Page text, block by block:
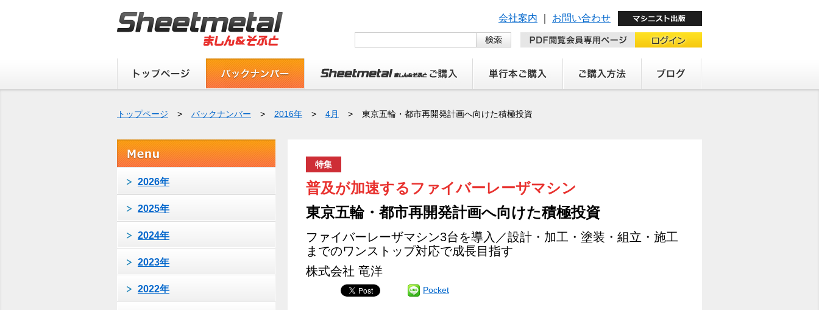
会社案内 お問い合わせ
トップページ > バックナンバー > 2016年 > 4月 > 東京五輪・都市再開発計画へ向けた積極投資
特集
普及が加速するファイバーレーザマシン
東京五輪・都市再開発計画へ向けた積極投資
ファイバーレーザマシン3台を導入／設計・加工・塗装・組立・施工
までのワンストップ対応で成長目指す
株式会社 竜洋
Pocket
2026年
2025年
2024年
2023年
2022年